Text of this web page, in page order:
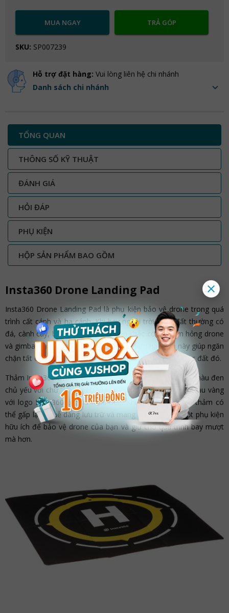
MUA NGAY TRẢ GÓP
SKU: SP007239
Hỗ trợ đặt hàng: Vui lòng liên hệ chi nhánh
Danh sách chi nhánh
TỔNG QUAN
THÔNG SỐ KỸ THUẬT
ĐÁNH GIÁ
HỎI ĐÁP
PHỤ KIỆN
HỘP SẢN PHẨM BAO GỒM
Insta360 Drone Landing Pad
Insta360 Drone Landing Pad là phụ kiện bảo vệ drone trong quá
trình cất cánh và hạ cánh. Khi bay ngoài trời, mặt đất thường có
đá, cành cây, bụi bẩn và các vật liệu khác có thể làm hỏng drone
và gimbal nhạy cảm.
Phụ kiện flycamthảm hạ cánh này giúp ngăn
chặn tất cả mảnh vụi, bụi bẩn bằng cách che phủ khu vực đất đó.
Thảm Insta360 Drone Landing Pad có hai mặt, một mặt màu đen
chủ yếu với chữ “H” màu trắng lớn, mặt sau chủ yếu là màu vàng
với logo Insta360 ở giữa màu đen. Khi không sử dụng, thảm có
thể gấp lại để dễ dàng lưu trữ và mang theo. Đây là một phụ kiện
hữu ích để bảo vệ drone của bạn và giữ cho quá trình bay mượt
mà hơn.